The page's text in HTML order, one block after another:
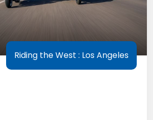
Riding the West : Los Angeles